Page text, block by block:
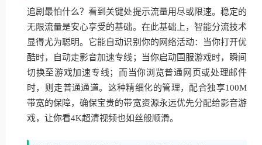
追剧最怕什么？看到关键处提示流量用尽或限速。稳定的
无限流量是安心享受的基础。在此基础上，智能分流技术
显得尤为聪明。它能自动识别你的网络活动：当你打开优
酷时，自动走影音加速专线；当你启动国服游戏时，瞬间
切换至游戏加速专线；而当你浏览普通网页或处理邮件
时，则走普通通道。这种精细化的管理，配合独享100M
带宽的保障，确保宝贵的带宽资源永远优先分配给影音游
戏，让你看4K超清视频也如丝般顺滑。